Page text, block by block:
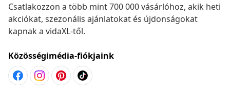
Csatlakozzon a több mint 700 000 vásárlóhoz, akik heti
akciókat, szezonális ajánlatokat és újdonságokat
kapnak a vidaXL-től.
Közösségimédia-fiókjaink